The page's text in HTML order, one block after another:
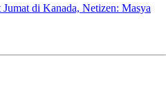
di Kanada, Netizen: Masya